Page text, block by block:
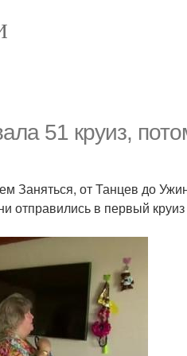
51 круиз,
Заняться, от Танцев до
отправились в первый